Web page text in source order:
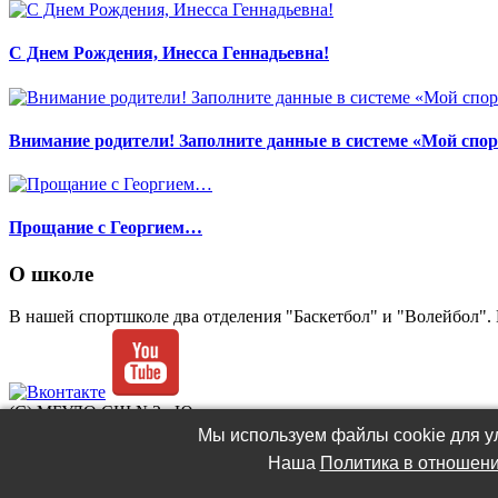
С Днем Рождения, Инесса Геннадьевна!
Внимание родители! Заполните данные в системе «Мой
Прощание с Георгием…
О школе
В нашей спортшколе два отделения "Баскетбол" и "Волейбол".
(C) МБУДО СШ №2 «Ювента»
Разработка и администрирование сайта - Роман Попов
Политика в отношении обработки файлов cookie.Политика
Мы используем файлы cookie для
Наша Политика в